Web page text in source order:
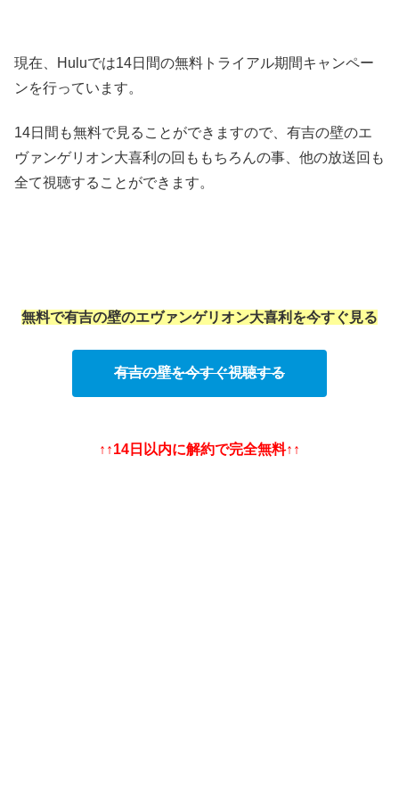
現在、Huluでは14日間の無料トライアル期間キャンペー
ンを行っています。
14日間も無料で見ることができますので、有吉の壁のエ
ヴァンゲリオン大喜利の回ももちろんの事、他の放送回も
全て視聴することができます。
無料で有吉の壁のエヴァンゲリオン大喜利を今すぐ見る
有吉の壁を今すぐ視聴する
↑↑14日以内に解約で完全無料↑↑